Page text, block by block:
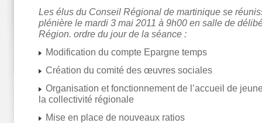
Les élus du Conseil Régional de martinique se
plénière le mardi 3 mai 2011 à 9h00 en salle de
Région. ordre du jour de la séance :
Modification du compte Epargne temps
Création du comité des œuvres sociales
Organisation et fonctionnement de l’accueil de
la collectivité régionale
Mise en place de nouveaux ratios